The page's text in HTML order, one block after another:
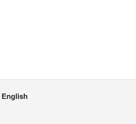
English